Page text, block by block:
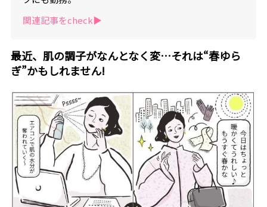
関連記事をcheck▶︎
最近、肌の調子がなんとなく変…それは“春ゆら
ぎ”かもしれません!